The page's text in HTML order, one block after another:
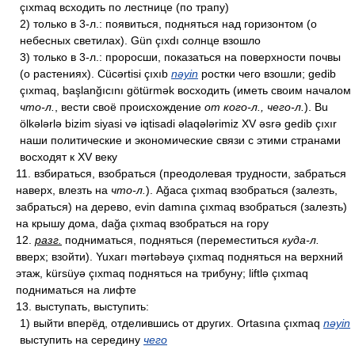
çıxmaq всходить по лестнице (по трапу)
2) только в 3-л.: появиться, подняться над горизонтом (о
небесных светилах). Gün çıxdı солнце взошло
3) только в 3-л.: проросши, показаться на поверхности почвы
(о растениях). Cücərtisi çıxıb nəyin ростки чего взошли; gedib
çıxmaq, başlanğıcını götürmək восходить (иметь своим началом
что-л.
, вести своё происхождение от кого-л., чего-л. ). Bu
ölkələrlə bizim siyasi və iqtisadi əlaqələrimiz XV əsrə gedib çıxır
наши политические и экономические связи с этими странами
восходят к XV веку
11. взбираться, взобраться (преодолевая трудности, забраться
наверх, влезть на что-л. ). Ağaca çıxmaq взобраться (залезть,
забраться) на дерево, evin damına çıxmaq взобраться (залезть)
на крышу дома, dağa çıxmaq взобраться на гору
12. разг. подниматься, подняться (переместиться куда-л.
вверх; взойти). Yuxarı mərtəbəyə çıxmaq подняться на верхний
этаж, kürsüyə çıxmaq подняться на трибуну; liftlə çıxmaq
подниматься на лифте
13. выступать, выступить:
1) выйти вперёд, отделившись от других. Ortasına çıxmaq nəyin
выступить на середину чего